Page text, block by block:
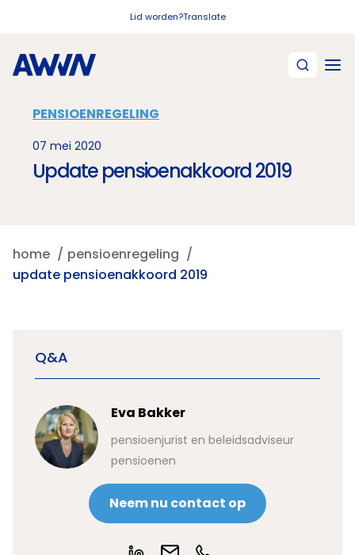
Lid worden?Translate
PENSIOENREGELING
07 mei 2020
Update pensioenakkoord 2019
home
pensioenregeling
update pensioenakkoord 2019
Q&A
Eva Bakker
pensioenjurist en beleidsadviseur
pensioenen
Neem nu contact op